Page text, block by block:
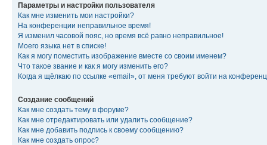
Параметры и настройки пользователя
Как мне изменить мои настройки?
На конференции неправильное время!
Я изменил часовой пояс, но время всё равно неправильное!
Моего языка нет в списке!
Как я могу поместить изображение вместе со своим именем?
Что такое звание и как я могу изменить его?
Когда я щёлкаю по ссылке «email», от меня требуют войти на
Создание сообщений
Как мне создать тему в форуме?
Как мне отредактировать или удалить сообщение?
Как мне добавить подпись к своему сообщению?
Как мне создать опрос?